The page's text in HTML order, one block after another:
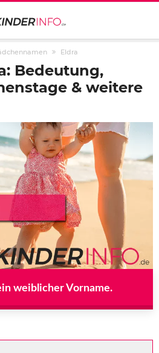
Eldra
Bedeutung,
& weitere
weiblicher Vorname.